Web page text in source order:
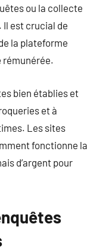
ou la collecte
Il est crucial de
la plateforme
rémunérée.
bien établies et
et à
Les sites
fonctionne la
d’argent pour